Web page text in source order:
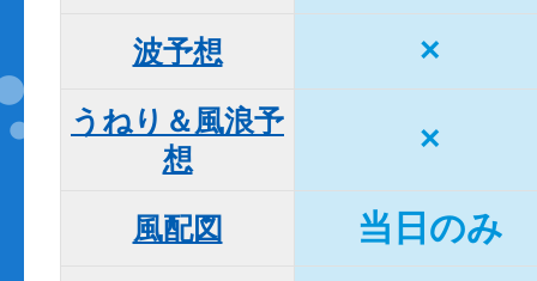
波予想 ×
うねり＆風浪予
想
×
風配図 当日のみ